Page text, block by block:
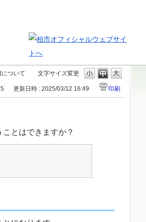
文字サイズ変更
ついて
更新日時 : 2025/03/12 16:49 印刷
とはできますか？